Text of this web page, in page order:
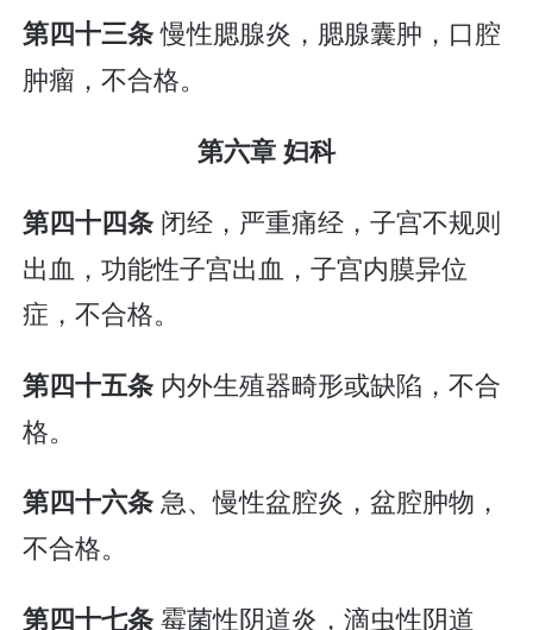
第四十三条慢性腮腺炎，腮腺囊肿，口腔
肿瘤，不合格。
第六章 妇科
第四十四条 闭经，严重痛经，子宫不规则
出血，功能性子宫出血，子宫内膜异位
症，不合格。
第四十五条 内外生殖器畸形或缺陷，不合
格。
第四十六条急、慢性盆腔炎，盆腔肿物，
不合格。
第四十七条霉菌性阴道炎，滴虫性阴道